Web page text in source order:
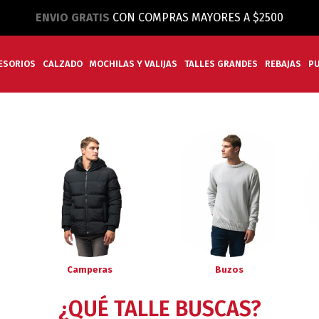
ENVIO GRATIS CON COMPRAS MAYORES A $2500
CALZADO MOCHILAS Y VALIJAS TALLES GRANDES REBAJAS
Camperas Buzos
¿QUÉ TALLE BUSCAS?